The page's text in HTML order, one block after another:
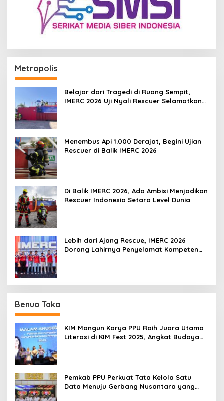
Metropolis
Belajar dari Tragedi di Ruang Sempit,
IMERC 2026 Uji Nyali Rescuer Selamatkan
Menembus Api 1.000 Derajat, Begini Ujian
Rescuer di Balik IMERC 2026
Di Balik IMERC 2026, Ada Ambisi Menjadikan
Rescuer Indonesia Setara Level Dunia
Lebih dari Ajang Rescue, IMERC 2026
Dorong Lahirnya Penyelamat Kompeten
Benuo Taka
KIM Mangun Karya PPU Raih Juara Utama
Literasi di KIM Fest 2025, Angkat Budaya
Pemkab PPU Perkuat Tata Kelola Satu
Data Menuju Gerbang Nusantara yang